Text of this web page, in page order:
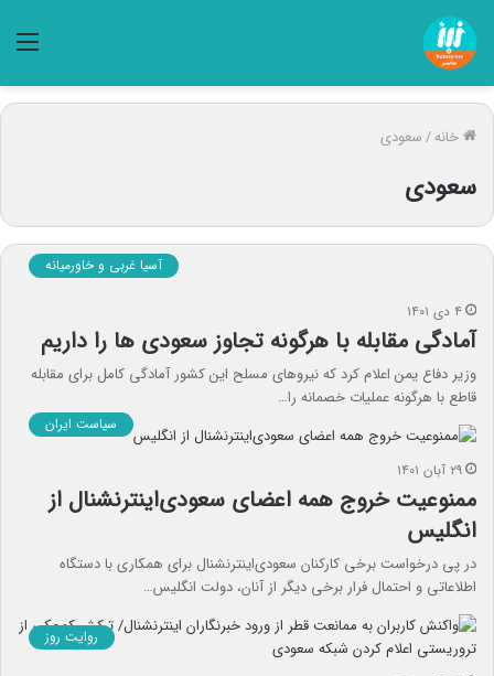
خانه/سعودی
سعودی
آسیا غربی و خاورمیانه
۴ دی ۱۴۰۱
آمادگی مقابله با هرگونه تجاوز سعودی ها را داریم
وزیر دفاع یمن اعلام کرد که نیروهای مسلح این کشور آمادگی کامل برای مقابله
قاطع با هرگونه عملیات خصمانه را…
سیاست ایران
۲۹ آبان ۱۴۰۱
ممنوعیت خروج همه اعضای سعودی‌اینترنشنال از
انگلیس
در پی درخواست برخی کارکنان سعودی‌اینترنشنال برای همکاری با دستگاه
اطلاعاتی و احتمال فرار برخی دیگر از آنان، دولت انگلیس…
روایت روز